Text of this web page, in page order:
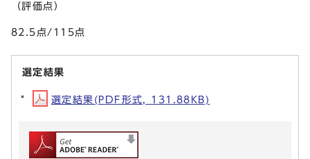
（評価点）
82.5点/115点
選定結果
選定結果(PDF形式, 131.88KB)